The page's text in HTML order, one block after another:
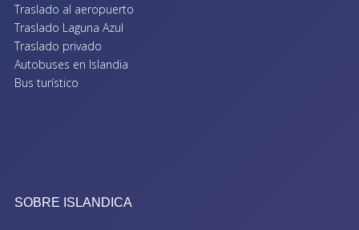
Traslado al aeropuerto
Traslado Laguna Azul
Traslado privado
Autobuses en Islandia
Bus turístico
SOBRE ISLANDICA